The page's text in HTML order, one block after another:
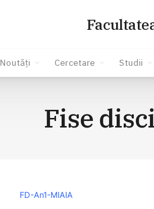
Noutăți Cercetare Studii
Fise
FD-An1-MIAIA